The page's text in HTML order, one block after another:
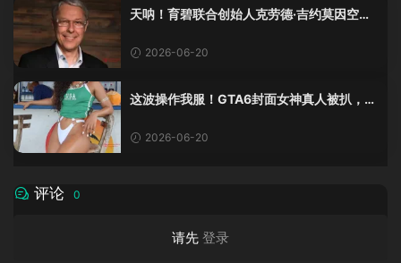
天呐！育碧联合创始人克劳德·吉约莫因空难
2026-06-20
这波操作我服！GTA6封面女神真人被扒，网
2026-06-20
评论 0
请先 登录